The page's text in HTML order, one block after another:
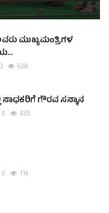
ಮುಖ್ಯಮಂತ್ರಿಗಳ
0 608
ಗೌರವ ಸನ್ಮಾನ
0 435
0 1.1k